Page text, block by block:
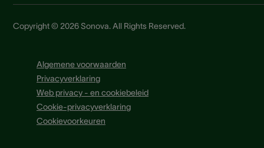
Copyright © 2026 Sonova. All Rights Reserved.
Algemene voorwaarden
Privacyverklaring
Web privacy - en cookiebeleid
Cookie-privacyverklaring
Cookievoorkeuren